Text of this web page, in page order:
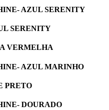
AZUL SERENITY
SERENITY
VERMELHA
AZUL MARINHO
PRETO
DOURADO